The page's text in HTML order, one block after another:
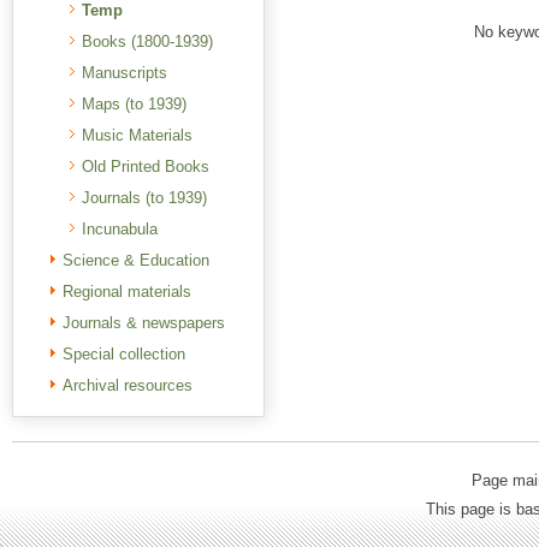
Temp
Books (1800-1939)
Manuscripts
Maps (to 1939)
Music Materials
Old Printed Books
Journals (to 1939)
Incunabula
Science & Education
Regional materials
Journals & newspapers
Special collection
Archival resources
No
Page
This page is